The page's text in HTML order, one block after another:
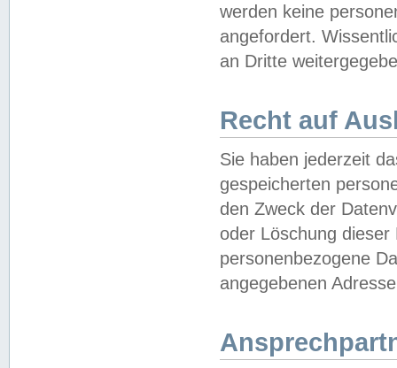
werden keine
angefordert.
an Dritte
Recht auf
Sie haben jederzeit
gespeicherten
den Zweck der
oder Löschung
personenbezogene
angegebenen